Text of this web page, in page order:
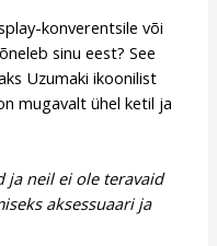
konverentsile või
sinu eest? See
Uzumaki ikoonilist
mugavalt ühel ketil ja
ja neil ei ole teravaid
aksessuaari ja